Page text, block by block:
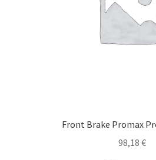
Front Brake Promax
98,18 €